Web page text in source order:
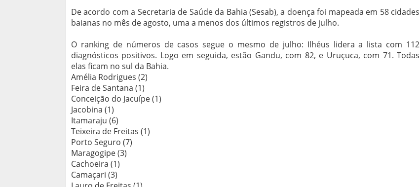
De acordo com a Secretaria de Saúde da Bahia (Sesab), a doença foi mapeada em 58 cidades
baianas no mês de agosto, uma a menos dos últimos registros de julho.
O ranking de números de casos segue o mesmo de julho: Ilhéus lidera a lista com 112
diagnósticos positivos. Logo em seguida, estão Gandu, com 82, e Uruçuca, com 71. Todas
elas ficam no sul da Bahia.
Amélia Rodrigues (2)
Feira de Santana (1)
Conceição do Jacuípe (1)
Jacobina (1)
Itamaraju (6)
Teixeira de Freitas (1)
Porto Seguro (7)
Maragogipe (3)
Cachoeira (1)
Camaçari (3)